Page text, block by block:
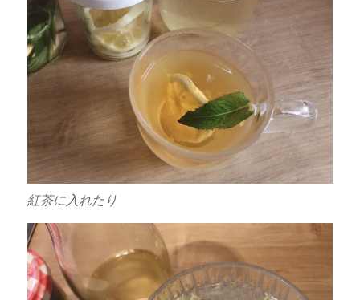
紅茶に入れたり